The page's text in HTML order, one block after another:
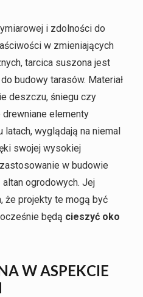
i zdolności do
w zmieniających
tarcica suszona jest
budowy tarasów. Materiał
deszczu, śniegu czy
drewniane elementy
wyglądają na niemal
swojej wysokiej
w budowie
ogrodowych. Jej
że projekty te mogą być
będą cieszyć oko
W ASPEKCIE